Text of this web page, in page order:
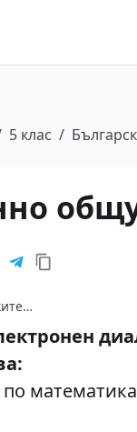
5 клас /
математика